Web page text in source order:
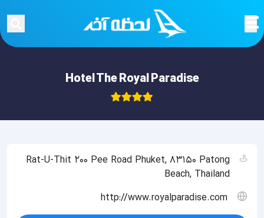
Hotel The Royal Paradise
Rat-U-Thit 200 Pee Road Phuket, 83150 Patong
Beach, Thailand
http://www.royalparadise.com